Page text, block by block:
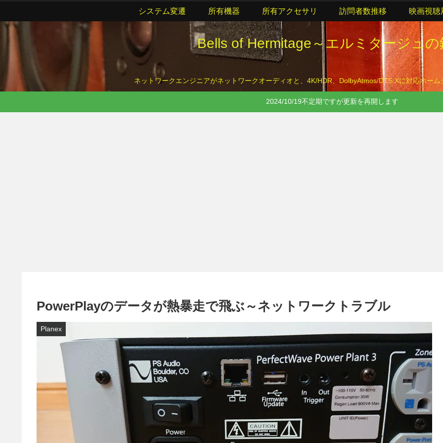
Bells of Hermitage～エルミタージュの
ネットワークエンジニアがネットワークオーディオと、4K/HDR、DolbyAtmos/DTS:Xに対応ホーム
システム変遷 所有機器 所有アクセサリ 訪問者数推移 映画視聴
2024/10/19不定期ですが更新を再開します
PowerPlayのデータが熱暴走で飛ぶ～ネットワークトラブル
Planex